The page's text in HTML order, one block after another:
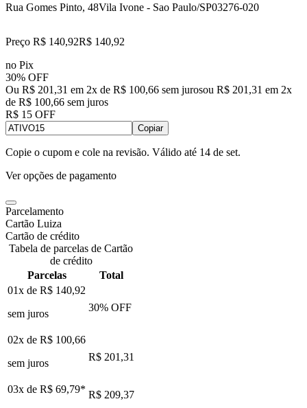
Rua Gomes Pinto, 48Vila Ivone - Sao Paulo/SP03276-020
Preço R$ 140,92R$ 140,92
no Pix
30% OFF
Ou R$ 201,31 em 2x de R$ 100,66 sem jurosou R$ 201,31 em 2x
de R$ 100,66 sem juros
R$ 15 OFF
Copiar
Copie o cupom e cole na revisão. Válido até 14 de set.
Ver opções de pagamento
Parcelamento
Cartão Luiza
Cartão de crédito
Tabela de parcelas de Cartão
de crédito
Parcelas
Total
01x de R$ 140,92
sem juros
30% OFF
02x de R$ 100,66
sem juros
R$ 201,31
03x de R$ 69,79* R$ 209,37